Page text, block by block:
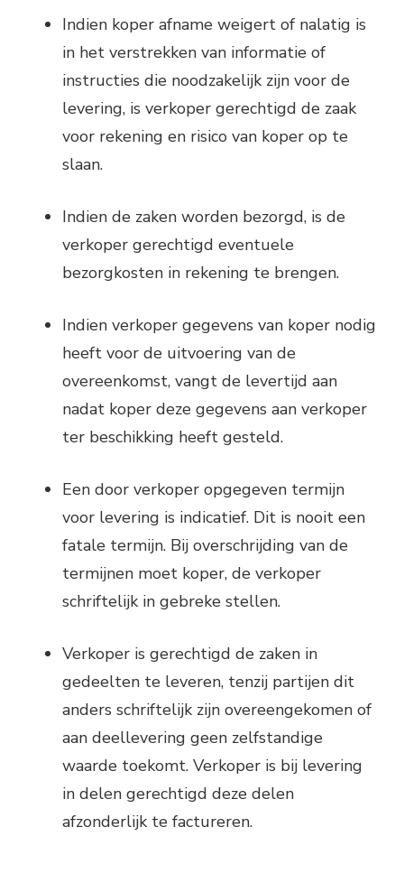
Indien koper afname weigert of nalatig is
in het verstrekken van informatie of
instructies die noodzakelijk zijn voor de
levering, is verkoper gerechtigd de zaak
voor rekening en risico van koper op te
slaan.
Indien de zaken worden bezorgd, is de
verkoper gerechtigd eventuele
bezorgkosten in rekening te brengen.
Indien verkoper gegevens van koper nodig
heeft voor de uitvoering van de
overeenkomst, vangt de levertijd aan
nadat koper deze gegevens aan verkoper
ter beschikking heeft gesteld.
Een door verkoper opgegeven termijn
voor levering is indicatief. Dit is nooit een
fatale termijn. Bij overschrijding van de
termijnen moet koper, de verkoper
schriftelijk in gebreke stellen.
Verkoper is gerechtigd de zaken in
gedeelten te leveren, tenzij partijen dit
anders schriftelijk zijn overeengekomen of
aan deellevering geen zelfstandige
waarde toekomt. Verkoper is bij levering
in delen gerechtigd deze delen
afzonderlijk te factureren.